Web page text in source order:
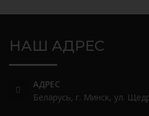
НАШ АДРЕС
АДРЕС
Беларусь, г. Минск, ул.